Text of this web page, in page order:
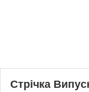
Стрічка